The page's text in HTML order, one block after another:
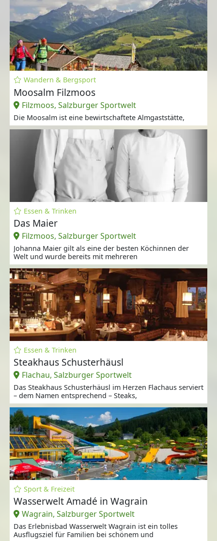
Wandern & Bergsport
Moosalm Filzmoos
Filzmoos, Salzburger Sportwelt
Die Moosalm ist eine bewirtschaftete Almgaststätte,
Essen & Trinken
Das Maier
Filzmoos, Salzburger Sportwelt
Johanna Maier gilt als eine der besten Köchinnen der
Welt und wurde bereits mit mehreren
Essen & Trinken
Steakhaus Schusterhäusl
Flachau, Salzburger Sportwelt
Das Steakhaus Schusterhäusl im Herzen Flachaus serviert
– dem Namen entsprechend – Steaks,
Sport & Freizeit
Wasserwelt Amadé in Wagrain
Wagrain, Salzburger Sportwelt
Das Erlebnisbad Wasserwelt Wagrain ist ein tolles
Ausflugsziel für Familien bei schönem und